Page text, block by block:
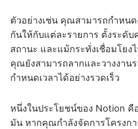
ตัวอย่างเช่น คุณสามารถกำหน
กันให้กับแต่ละรายการ ตั้งระดั
สถานะ และแม้กระทั่งเชื่อมโยง
คุณยังสามารถลากและวางงาน
กำหนดเวลาได้อย่างรวดเร็ว
หนึ่งในประโยชน์ของ Notion
มัน หากคุณกำลังจัดการโครงก